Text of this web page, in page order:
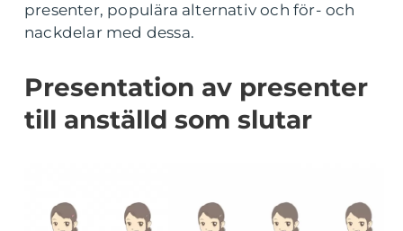
presenter, populära alternativ och för- och
nackdelar med dessa.
Presentation av presenter
till anställd som slutar